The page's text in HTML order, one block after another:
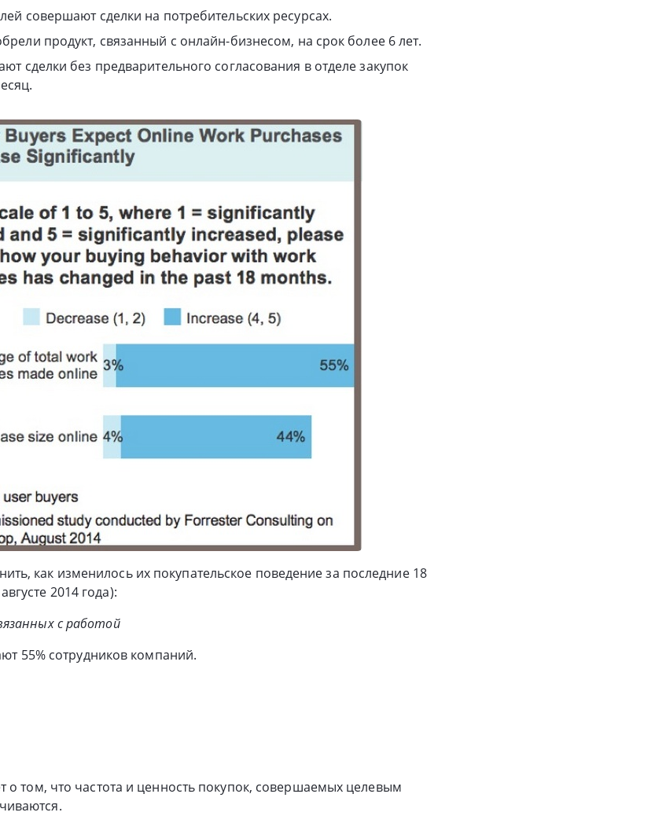
совершают сделки на потребительских ресурсах.
продукт, связанный с онлайн-бизнесом, на срок более 6 лет.
сделки без предварительного согласования в отделе закупок
как изменилось их покупательское поведение за последние 18
2014 года):
с работой
55% сотрудников компаний.
о том, что частота и ценность покупок, совершаемых целевым